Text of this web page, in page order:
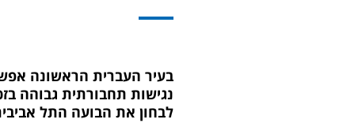
בעיר העברית הראשונה
נגישות תחבורתית גבוהה
לבחון את הבועה התל